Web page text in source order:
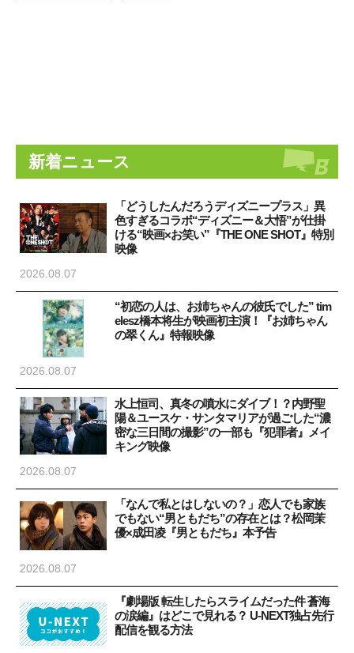
新着ニュース
「どうしたんだろうディズニープラス」異
色すぎるコラボ“ディズニー＆大悟”が仕掛
ける“映画×お笑い”『THE ONE SHOT』特別
映像
2026.08.07
“初恋の人は、お姉ちゃんの彼氏でした” tim
elesz橋本将生が映画初主演！『お姉ちゃん
の翠くん』特報映像
2026.08.07
水上恒司、真冬の噴水にダイブ！？内野聖
陽＆ユースケ・サンタマリアが過ごした“濃
密な三日間の撮影”の一部も『犯罪者』メイ
キング映像
2026.08.07
「なんで私とはしないの？」恋人でも家族
でもない“男ともだち”の存在とは？松岡茉
優×成田凌『男ともだち』本予告
2026.08.07
『劇場版 転生したらスライムだった件 蒼海
の涙編』はどこで見れる？ U-NEXT独占先行
配信を観る方法